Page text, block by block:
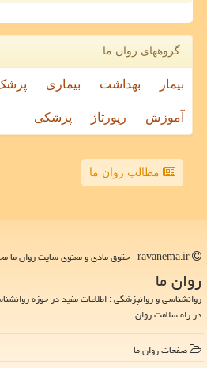
گروههای روان ما
بیمار بهداشت بیماری
آموزش رپورتاژ پزشکی
مطالب روان ما
روان ما
روانشناسی و روانپزشکی : اطلاعات مفید در حوزه
در راه سلامت روان
صفحات روان ما